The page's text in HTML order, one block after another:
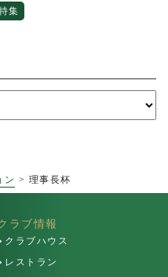
集
ン > 理事長杯
ラブ情報
クラブハウス
レストラン